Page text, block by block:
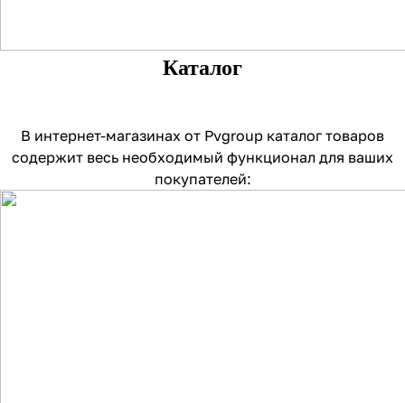
Каталог
В интернет-магазинах от Pvgroup каталог товаров
содержит весь необходимый функционал для ваших
покупателей: